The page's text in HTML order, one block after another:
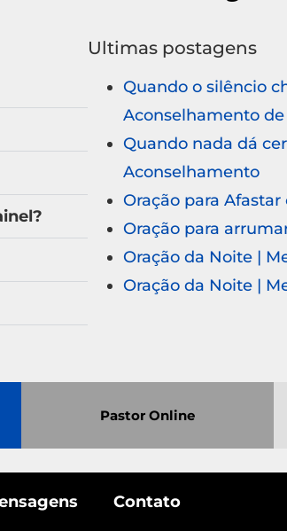
Ultimas postagens
Quando o silêncio
Aconselhamento
Quando nada dá
Aconselhamento
Oração para
Oração para
Oração da Noite |
Oração da Noite |
Pastor Online
Contato